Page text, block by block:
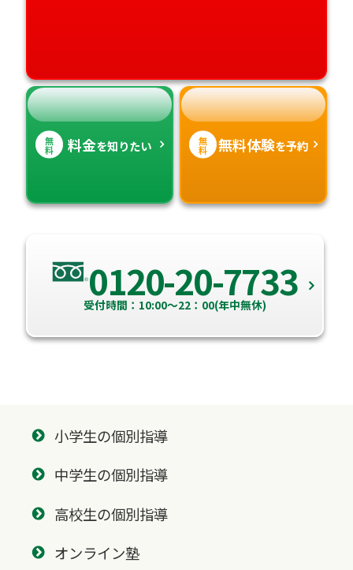
無
料 料金を知りたい 無
料 無料体験を予約
0120-20-7733
受付時間：10:00～22：00(年中無休)
小学生の個別指導
中学生の個別指導
高校生の個別指導
オンライン塾